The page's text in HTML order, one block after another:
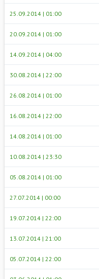
25.09.2014 | 01:00
20.09.2014 | 01:00
14.09.2014 | 04:00
30.08.2014 | 22:00
26.08.2014 | 01:00
16.08.2014 | 22:00
14.08.2014 | 01:00
10.08.2014 | 23:30
05.08.2014 | 01:00
27.07.2014 | 00:00
19.07.2014 | 22:00
13.07.2014 | 21:00
05.07.2014 | 22:00